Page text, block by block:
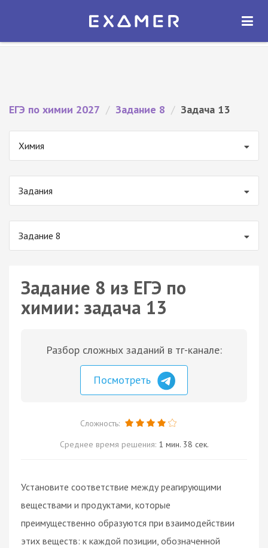
Экзамер — ЕГЭ 2027
ОТКРЫТЬ
ЕГЭ по химии 2027 / Задание 8 / Задача 13
Химия
Задания
Задание 8
Задание 8 из ЕГЭ по
химии: задача 13
Разбор сложных заданий в тг-канале:
Посмотреть
Сложность:
Среднее время решения: 1 мин. 38 сек.
Установите соответствие между реагирующими
веществами и продуктами, которые
преимущественно образуются при взаимодействии
этих веществ: к каждой позиции, обозначенной